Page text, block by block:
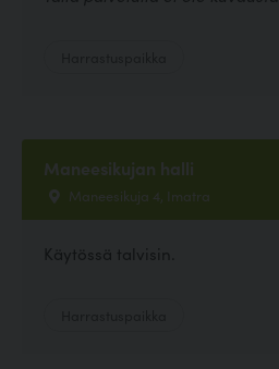
Maneesikujan halli
Maneesikuja 4, Imatra
Käytössä talvisin.